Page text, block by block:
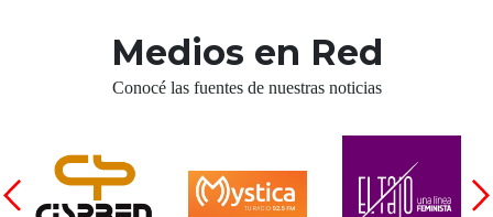
Corredor de Ansenuza
La Carlota y zona
Laboulaye y sur
Despeñaderos
Medios en Red
Conocé las fuentes de nuestras noticias